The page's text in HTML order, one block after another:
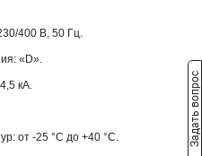
400 В, 50 Гц.
«D».
кА.
от -25 °С до +40 °С. Задать вопрос